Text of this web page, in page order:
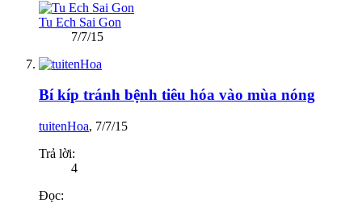
Tu Ech Sai Gon
7/7/15
Bí kíp tránh bệnh tiêu hóa vào mùa nóng
tuitenHoa, 7/7/15
Trả lời:
4
Đọc: